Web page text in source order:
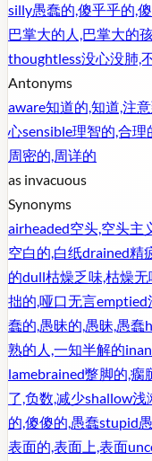
silly愚蠢的,傻乎乎的,
巴掌大的人,巴掌大的
thoughtless没心没肺,
Antonyms
aware知道的,知道,注
心sensible理智的,合理
周密的,周详的
as invacuous
Synonyms
airheaded空头,空头主
空白的,白纸drained精
的dull枯燥乏味,枯燥
拙的,哑口无言emptied
蠢的,愚昧的,愚昧,愚蠢
熟的人,一知半解的
lamebrained蹩脚的,瘸
了,负数,减少shallow浅
的,傻傻的,愚蠢stupid
表面的,表面上,表面